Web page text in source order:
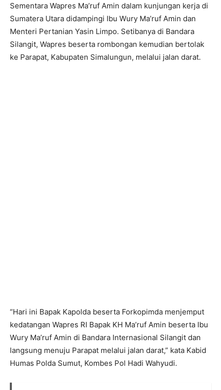
Sementara Wapres Ma’ruf Amin dalam kunjungan kerja di
Sumatera Utara didampingi Ibu Wury Ma’ruf Amin dan
Menteri Pertanian Yasin Limpo. Setibanya di Bandara
Silangit, Wapres beserta rombongan kemudian bertolak
ke Parapat, Kabupaten Simalungun, melalui jalan darat.
“Hari ini Bapak Kapolda beserta Forkopimda menjemput
kedatangan Wapres RI Bapak KH Ma’ruf Amin beserta Ibu
Wury Ma’ruf Amin di Bandara Internasional Silangit dan
langsung menuju Parapat melalui jalan darat,” kata Kabid
Humas Polda Sumut, Kombes Pol Hadi Wahyudi.